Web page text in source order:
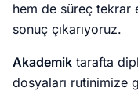
hem de süreç tekrar
sonuç çıkarıyoruz.
Akademik tarafta
dosyaları rutinimize